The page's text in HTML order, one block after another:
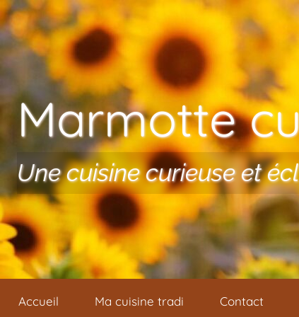
Aller au contenu
Marmotte
Une cuisine curieuse et
Accueil Ma cuisine tradi Contact